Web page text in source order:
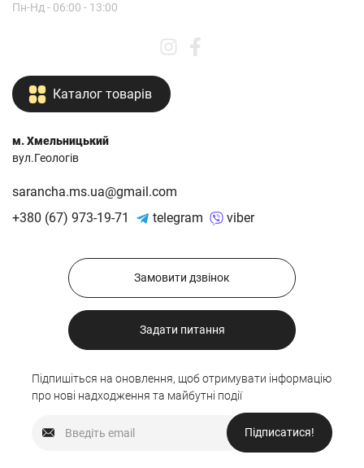
м. Хмельницький
вул.Геологів
sarancha.ms.ua@gmail.com
+380 (67) 973-19-71
telegram viber
Замовити дзвінок
Задати питання
Підпишіться на оновлення, щоб отримувати інформацію
про нові надходження та майбутні події
Підписатися!
Пн-Нд - 06:00 - 13:00
Каталог товарів